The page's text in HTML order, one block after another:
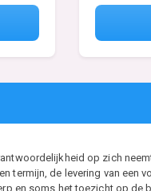
op zich
termijn, de levering van
en soms het toezicht op